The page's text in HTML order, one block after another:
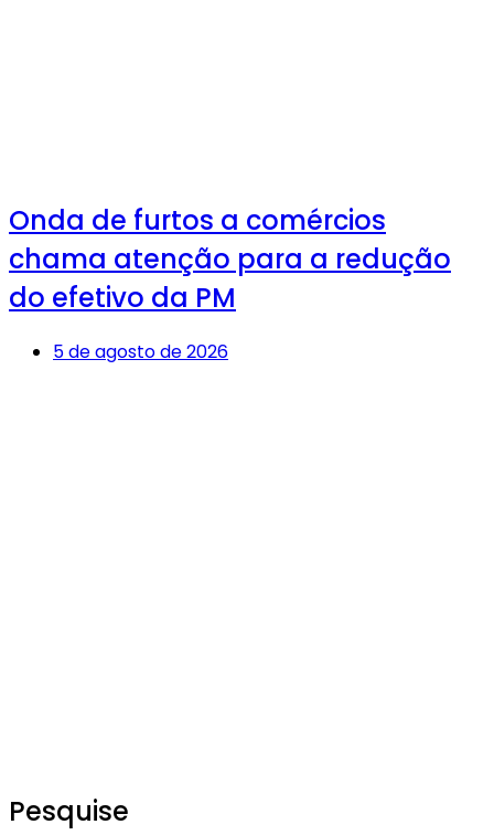
Onda de furtos a comércios
chama atenção para a redução
do efetivo da PM
5 de agosto de 2026
Pesquise